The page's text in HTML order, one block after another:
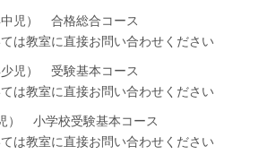
中児） 合格総合コース
は教室に直接お問い合わせください
少児） 受験基本コース
は教室に直接お問い合わせください
） 小学校受験基本コース
は教室に直接お問い合わせください